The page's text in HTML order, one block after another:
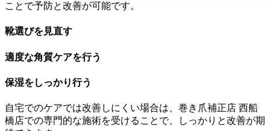
ことで予防と改善が可能です。
靴選びを見直す
適度な角質ケアを行う
保湿をしっかり行う
自宅でのケアでは改善しにくい場合は、巻き爪補正店 西船
橋店での専門的な施術を受けることで、しっかりと改善が期